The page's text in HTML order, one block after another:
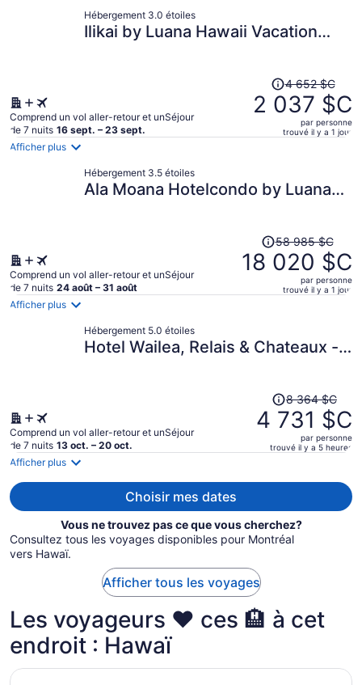
Hébergement 3.0 étoiles
Ilikai by Luana Hawaii Vacation
Comprend un vol aller-retour et unSéjour
de 7 nuits 16 sept. – 23 sept.
prix
était
de 4 652 $C,
de 2 037 $C
4 652 $C
2 037 $C
par personne
trouvé il y a 1 jour
Afficher plus
Hébergement 3.5 étoiles
Ala Moana Hotelcondo by Luana
Comprend un vol aller-retour et unSéjour
de 7 nuits 24 août – 31 août
prix
était
de 58 985 $C,
de 18 020 $C
58 985 $C
18 020 $C
par personne
trouvé il y a 1 jour
Afficher plus
Hébergement 5.0 étoiles
Hotel Wailea, Relais & Chateaux -
Comprend un vol aller-retour et unSéjour
de 7 nuits 13 oct. – 20 oct.
prix
était
de 8 364 $C,
de 4 731 $C
par
personne.
8 364 $C
4 731 $C
par personne
trouvé il y a 5 heures
Afficher plus
Choisir mes dates
Vous ne trouvez pas ce que vous cherchez?
Consultez tous les voyages disponibles pour Montréal
vers Hawaï.
Afficher tous les voyages
Les voyageurs ❤️ ces 🏨 à cet
endroit : Hawaï
S’ouvre dans une nouvelle fenêtre
Hilton Hawaiian Village Waikiki Beach Resort